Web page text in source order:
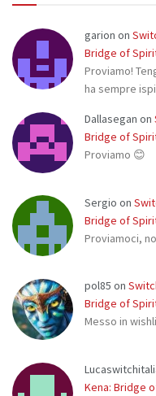
garion on
Bridge of
Proviamo!
ha sempre
Dallasegan on
Bridge of
Proviamo 😊
Sergio on
Bridge of
Proviamoci,
pol85 on
Bridge of
Messo in
Kena: Bridge